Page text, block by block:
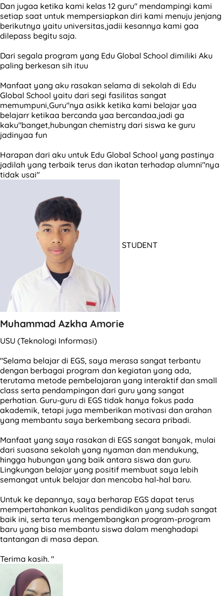
Dan jugaa ketika kami kelas 12 guru" mendampingi kami
setiap saat untuk mempersiapkan diri kami menuju jenjang
berikutnya yaitu universitas,jadii kesannya kami gaa
dilepass begitu saja.
Dari segala program yang Edu Global School dimiliki Aku
paling berkesan sih ituu
Manfaat yang aku rasakan selama di sekolah di Edu
Global School yaitu dari segi fasilitas sangat
memumpuni,Guru"nya asikk ketika kami belajar yaa
belajarr ketikaa bercanda yaa bercandaa,jadi ga
kaku"banget,hubungan chemistry dari siswa ke guru
jadinyaa fun
Harapan dari aku untuk Edu Global School yang pastinya
jadilah yang terbaik terus dan ikatan terhadap alumni"nya
tidak usai"
STUDENT
Muhammad Azkha Amorie
USU (Teknologi Informasi)
"Selama belajar di EGS, saya merasa sangat terbantu
dengan berbagai program dan kegiatan yang ada,
terutama metode pembelajaran yang interaktif dan small
class serta pendampingan dari guru yang sangat
perhatian. Guru-guru di EGS tidak hanya fokus pada
akademik, tetapi juga memberikan motivasi dan arahan
yang membantu saya berkembang secara pribadi.
Manfaat yang saya rasakan di EGS sangat banyak, mulai
dari suasana sekolah yang nyaman dan mendukung,
hingga hubungan yang baik antara siswa dan guru.
Lingkungan belajar yang positif membuat saya lebih
semangat untuk belajar dan mencoba hal-hal baru.
Untuk ke depannya, saya berharap EGS dapat terus
mempertahankan kualitas pendidikan yang sudah sangat
baik ini, serta terus mengembangkan program-program
baru yang bisa membantu siswa dalam menghadapi
tantangan di masa depan.
Terima kasih. "